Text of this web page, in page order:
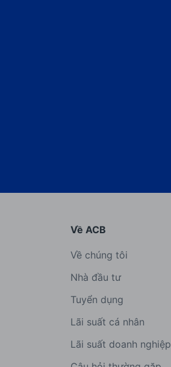
Về ACB
Về chúng tôi
Nhà đầu tư
Tuyển dụng
Lãi suất cá nhân
Lãi suất doanh nghiệp